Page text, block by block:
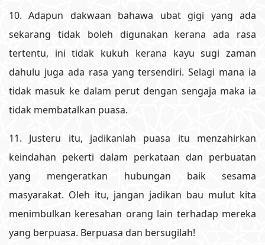
10. Adapun dakwaan bahawa ubat gigi yang ada
sekarang tidak boleh digunakan kerana ada rasa
tertentu, ini tidak kukuh kerana kayu sugi zaman
dahulu juga ada rasa yang tersendiri. Selagi mana ia
tidak masuk ke dalam perut dengan sengaja maka ia
tidak membatalkan puasa.
11. Justeru itu, jadikanlah puasa itu menzahirkan
keindahan pekerti dalam perkataan dan perbuatan
yang mengeratkan hubungan baik sesama
masyarakat. Oleh itu, jangan jadikan bau mulut kita
menimbulkan keresahan orang lain terhadap mereka
yang berpuasa. Berpuasa dan bersugilah!